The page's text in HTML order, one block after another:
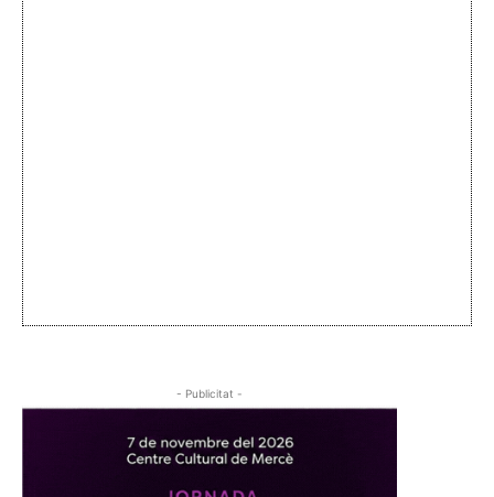
- Publicitat -